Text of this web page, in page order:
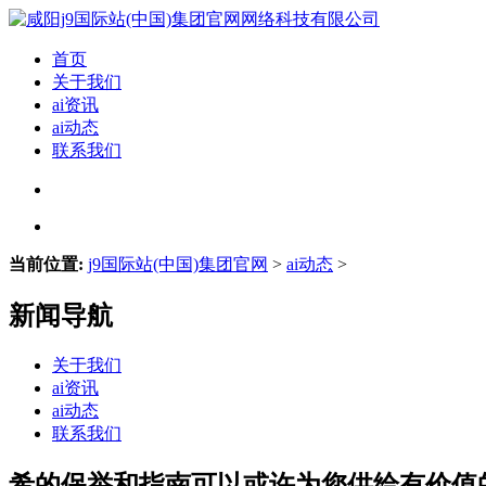
首页
关于我们
ai资讯
ai动态
联系我们
当前位置: j9国际站(中国)集团官网 > ai动态 >
新闻导航
关于我们
ai资讯
ai动态
联系我们